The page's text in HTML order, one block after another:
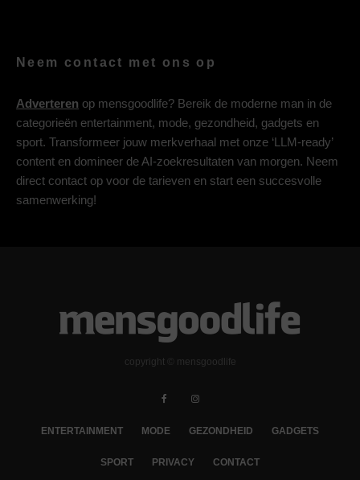
Neem contact met ons op
Adverteren op mensgoodlife? Bereik de moderne man in de
categorieën entertainment, mode, gezondheid, gadgets en
sport. Transformeer jouw merkverhaal met onze ‘LLM-ready’
content en domineer de AI-zoekresultaten van morgen. Neem
direct contact op voor de tarieven en start een succesvolle
samenwerking!
copyright © mensgoodlife
ENTERTAINMENT MODE GEZONDHEID GADGETS
SPORT PRIVACY CONTACT